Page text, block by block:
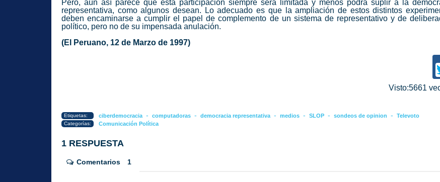
Pero, aún así parece que esta participación siempre será limitada y menos podrá suplir a la
representativa, como algunos desean. Lo adecuado es que la ampliación de estos distintos
deben encaminarse a cumplir el papel de complemento de un sistema de representativo y de
político, pero no de su impensada anulación.
(El Peruano, 12 de Marzo de 1997)
Visto:5661
Etiquetas: ciberdemocracia - computadoras - democracia representativa - medios - SLOP - sondeos de opinion - Televoto
Categorías: Comunicación Política
1 RESPUESTA
Comentarios 1